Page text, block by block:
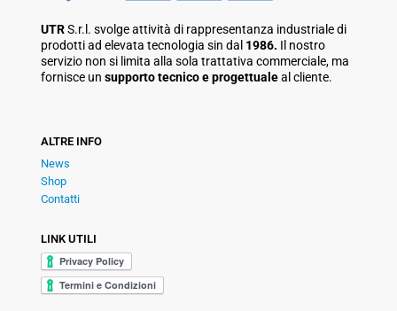
UTRS.r.l. svolge attività di rappresentanza industriale di
prodotti ad elevata tecnologia sin dal 1986. Il nostro
servizio non si limita alla sola trattativa commerciale, ma
fornisce un supporto tecnico e progettualeal cliente.
ALTRE INFO
News
Shop
Contatti
LINK UTILI